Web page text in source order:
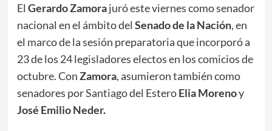
El Gerardo Zamorajuró este viernes como senador
nacional en el ámbito del Senado de la Nación, en
el marco de la sesión preparatoria que incorporó a
23 de los 24 legisladores electos en los comicios de
octubre. ConZamora, asumieron también como
senadores por Santiago del EsteroElia Morenoy
José Emilio Neder.